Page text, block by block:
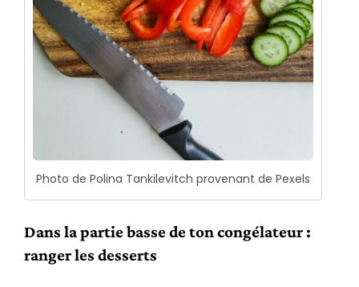
Photo de Polina Tankilevitch provenant de Pexels
Dans la partie basse de ton congélateur :
ranger les desserts